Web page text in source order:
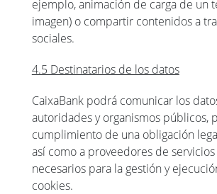
ejemplo, animación de carga de un
imagen) o compartir contenidos a
sociales.
4.5 Destinatarios de los datos
CaixaBank podrá comunicar los
autoridades y organismos públicos,
cumplimiento de una obligación
así como a proveedores de
necesarios para la gestión y
cookies.